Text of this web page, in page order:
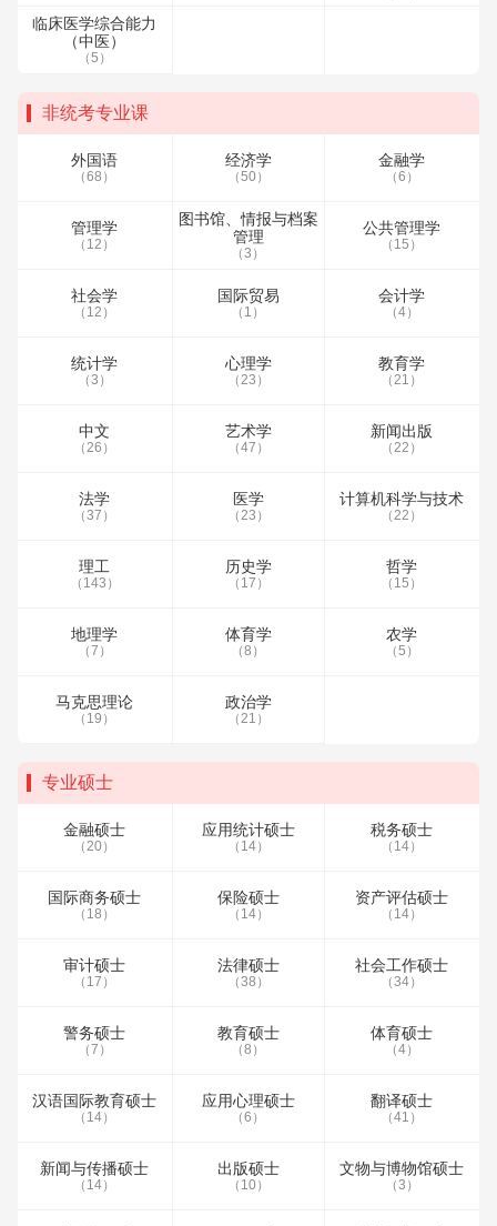
临床医学综合能力
（中医）
（5）
非统考专业课
外国语
（68）
经济学
（50）
金融学
（6）
管理学
（12）
图书馆、情报与档案
管理
（3）
公共管理学
（15）
社会学
（12）
国际贸易
（1）
会计学
（4）
统计学
（3）
心理学
（23）
教育学
（21）
中文
（26）
艺术学
（47）
新闻出版
（22）
法学
（37）
医学
（23）
计算机科学与技术
（22）
理工
（143）
历史学
（17）
哲学
（15）
地理学
（7）
体育学
（8）
农学
（5）
马克思理论
（19）
政治学
（21）
专业硕士
金融硕士
（20）
应用统计硕士
（14）
税务硕士
（14）
国际商务硕士
（18）
保险硕士
（14）
资产评估硕士
（14）
审计硕士
（17）
法律硕士
（38）
社会工作硕士
（34）
警务硕士
（7）
教育硕士
（8）
体育硕士
（4）
汉语国际教育硕士
（14）
应用心理硕士
（6）
翻译硕士
（41）
新闻与传播硕士
（14）
出版硕士
（10）
文物与博物馆硕士
（3）